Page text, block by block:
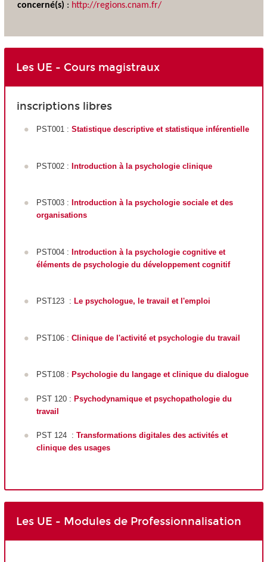
concerné(s) : http://regions.cnam.fr/
Les UE - Cours magistraux
inscriptions libres
PST001 : Statistique descriptive et statistique inférentielle
PST002 : Introduction à la psychologie clinique
PST003 : Introduction à la psychologie sociale et des
organisations
PST004 : Introduction à la psychologie cognitive et
éléments de psychologie du développement cognitif
PST123 : Le psychologue, le travail et l'emploi
PST106 : Clinique de l'activité et psychologie du travail
PST108 : Psychologie du langage et clinique du dialogue
PST 120 : Psychodynamique et psychopathologie du
travail
PST 124 : Transformations digitales des activités et
clinique des usages
Les UE - Modules de Professionnalisation